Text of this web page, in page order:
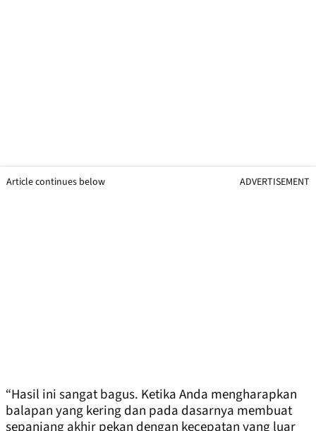
Article continues below ADVERTISEMENT
“Hasil ini sangat bagus. Ketika Anda mengharapkan
balapan yang kering dan pada dasarnya membuat